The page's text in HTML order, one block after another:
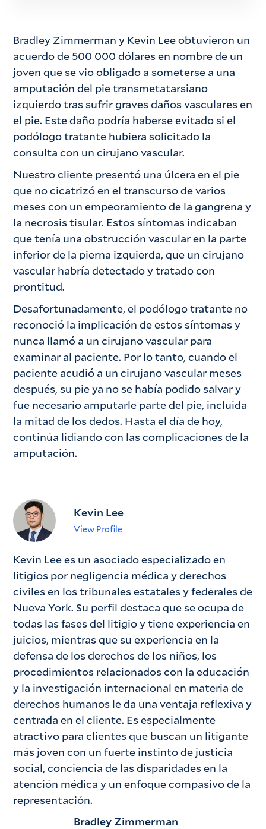
Bradley Zimmerman y Kevin Lee obtuvieron un
acuerdo de 500 000 dólares en nombre de un
joven que se vio obligado a someterse a una
amputación del pie transmetatarsiano
izquierdo tras sufrir graves daños vasculares en
el pie. Este daño podría haberse evitado si el
podólogo tratante hubiera solicitado la
consulta con un cirujano vascular.
Nuestro cliente presentó una úlcera en el pie
que no cicatrizó en el transcurso de varios
meses con un empeoramiento de la gangrena y
la necrosis tisular. Estos síntomas indicaban
que tenía una obstrucción vascular en la parte
inferior de la pierna izquierda, que un cirujano
vascular habría detectado y tratado con
prontitud.
Desafortunadamente, el podólogo tratante no
reconoció la implicación de estos síntomas y
nunca llamó a un cirujano vascular para
examinar al paciente. Por lo tanto, cuando el
paciente acudió a un cirujano vascular meses
después, su pie ya no se había podido salvar y
fue necesario amputarle parte del pie, incluida
la mitad de los dedos. Hasta el día de hoy,
continúa lidiando con las complicaciones de la
amputación.
Kevin Lee
View Profile
Kevin Lee es un asociado especializado en
litigios por negligencia médica y derechos
civiles en los tribunales estatales y federales de
Nueva York. Su perfil destaca que se ocupa de
todas las fases del litigio y tiene experiencia en
juicios, mientras que su experiencia en la
defensa de los derechos de los niños, los
procedimientos relacionados con la educación
y la investigación internacional en materia de
derechos humanos le da una ventaja reflexiva y
centrada en el cliente. Es especialmente
atractivo para clientes que buscan un litigante
más joven con un fuerte instinto de justicia
social, conciencia de las disparidades en la
atención médica y un enfoque compasivo de la
representación.
Bradley Zimmerman